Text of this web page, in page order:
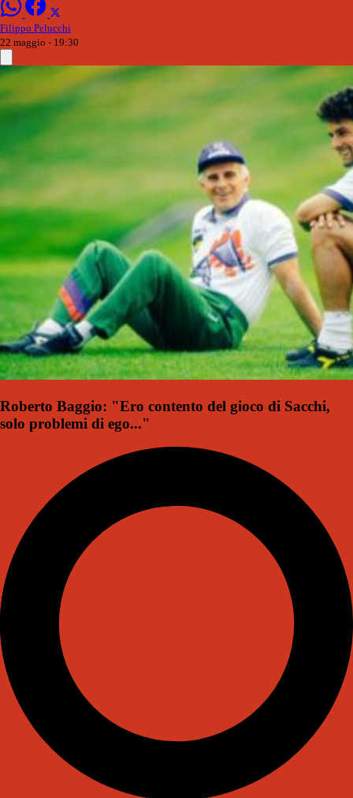
Filippo Pelucchi
22 maggio - 19:30
Roberto Baggio: "Ero contento del gioco di Sacchi,
solo problemi di ego..."